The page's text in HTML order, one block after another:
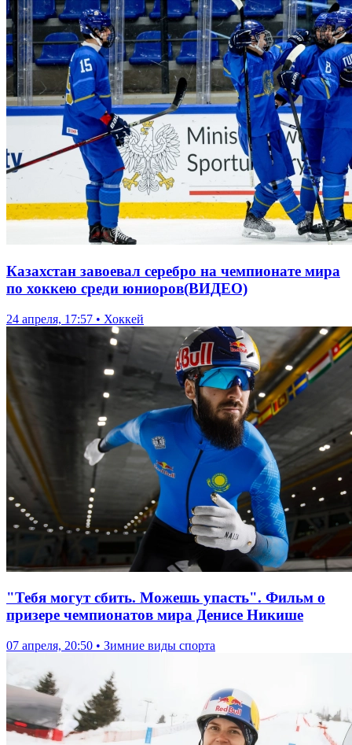
Казахстан завоевал серебро на чемпионате мира
по хоккею среди юниоров(ВИДЕО)
24 апреля, 17:57 • Хоккей
"Тебя могут сбить. Можешь упасть". Фильм о
призере чемпионатов мира Денисе Никише
07 апреля, 20:50 • Зимние виды спорта